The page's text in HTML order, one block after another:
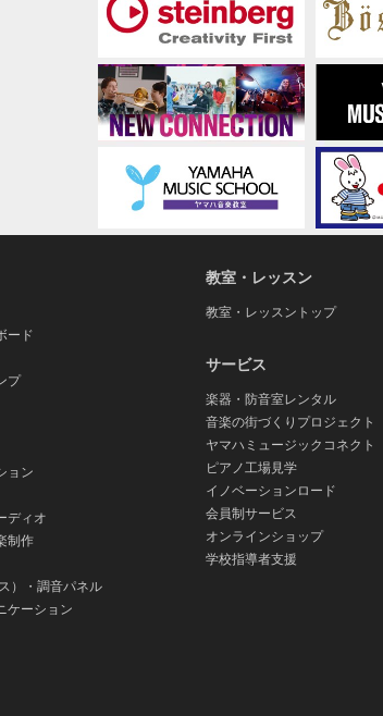
ード
プ
ョン
ディオ
制作
）・調音パネル
ケーション
教室・レッスン
教室・レッスントップ
サービス
楽器・防音室レンタル
音楽の街づくりプロジェクト
ヤマハミュージックコネクト
ピアノ工場見学
イノベーションロード
会員制サービス
オンラインショップ
学校指導者支援